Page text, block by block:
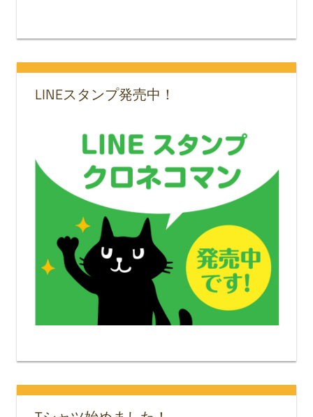
LINEスタンプ発売中！